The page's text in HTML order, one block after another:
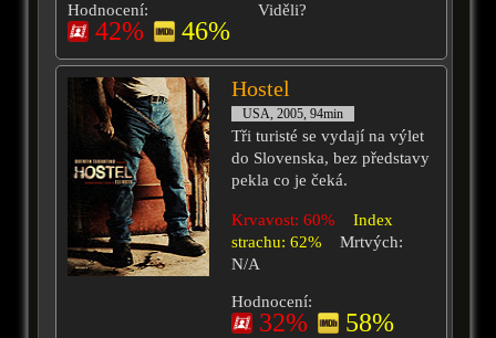
Hodnocení:
42% 46%
Viděli?
Hostel
USA, 2005, 94min
Tři turisté se vydají na výlet
do Slovenska, bez představy
pekla co je čeká.
Krvavost: 60%
Index
strachu: 62%
Mrtvých:
N/A
Hodnocení:
32% 58%